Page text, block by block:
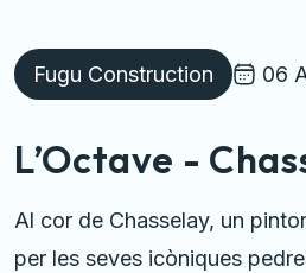
Fugu Construction 06
L’Octave -
Al cor de Chasselay, un
per les seves icòniques